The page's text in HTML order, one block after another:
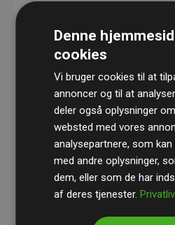
reducerende effekt, som i
dobbelt så meget CO₂ som
Alle projekter er verificeret
Standard– en international
kvalitet og
Du kan læse mere om de
Denne
cookies
Vi bruger cookies til at
annoncer og til at
deler også oplysninger
websted med vores
analysepartnere, som
med andre oplysninger,
dem, eller som de har
af deres tjenester.